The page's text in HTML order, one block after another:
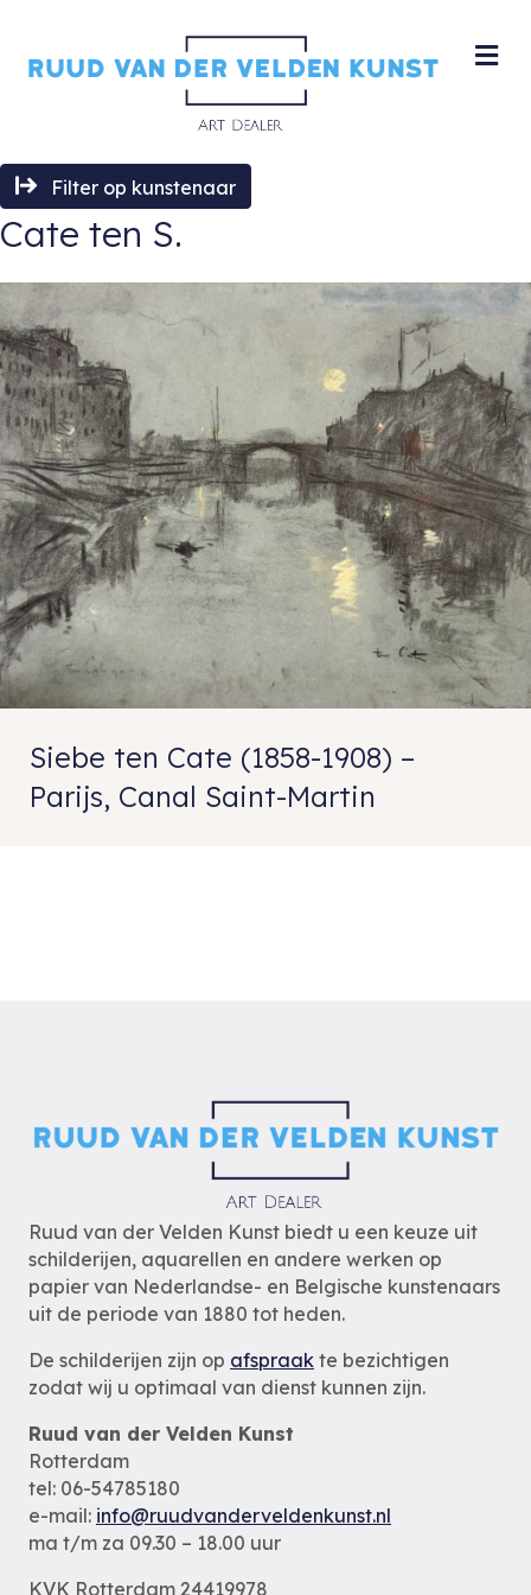
Filter op kunstenaar
Cate ten S.
Siebe ten Cate (1858-1908) –
Parijs, Canal Saint-Martin
Ruud van der Velden Kunst biedt u een keuze uit
schilderijen, aquarellen en andere werken op
papier van Nederlandse- en Belgische kunstenaars
uit de periode van 1880 tot heden.
De schilderijen zijn op afspraak te bezichtigen
zodat wij u optimaal van dienst kunnen zijn.
Ruud van der Velden Kunst
Rotterdam
tel: 06-54785180
e-mail: info@ruudvanderveldenkunst.nl
ma t/m za 09.30 – 18.00 uur
KVK Rotterdam 24419978